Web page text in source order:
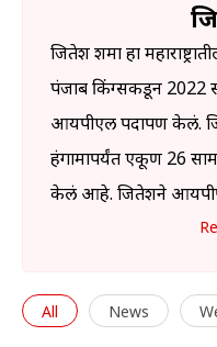
जितेश शर्मा हा
पंजाब किंग्सकडून 2022
आयपीएल पदार्पण केलं.
हंगामापर्यंत एकूण 26
केलं आहे. जितेशने
केल्या आहेत. जितेशने या दरम्यान 44 सिक्स
धावसंख्या आहे. जितेशला
टीम इंडियाकडून
All News